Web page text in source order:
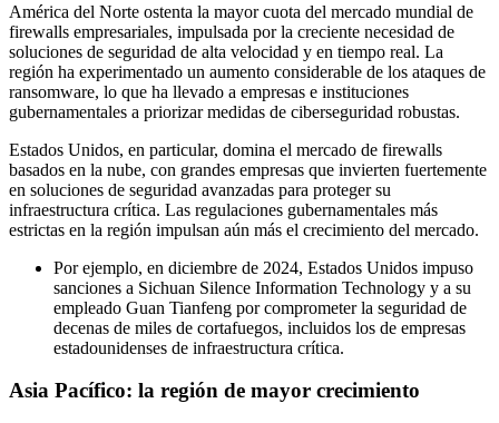
América del Norte ostenta la mayor cuota del mercado mundial de
firewalls empresariales, impulsada por la creciente necesidad de
soluciones de seguridad de alta velocidad y en tiempo real. La
región ha experimentado un aumento considerable de los ataques de
ransomware, lo que ha llevado a empresas e instituciones
gubernamentales a priorizar medidas de ciberseguridad robustas.
Estados Unidos, en particular, domina el mercado de firewalls
basados ​​en la nube, con grandes empresas que invierten fuertemente
en soluciones de seguridad avanzadas para proteger su
infraestructura crítica. Las regulaciones gubernamentales más
estrictas en la región impulsan aún más el crecimiento del mercado.
Por ejemplo, en diciembre de 2024, Estados Unidos impuso
sanciones a Sichuan Silence Information Technology y a su
empleado Guan Tianfeng por comprometer la seguridad de
decenas de miles de cortafuegos, incluidos los de empresas
estadounidenses de infraestructura crítica.
Asia Pacífico: la región de mayor crecimiento